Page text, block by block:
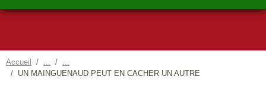
Accueil
UN MAINGUENAUD PEUT EN CACHER UN AUTRE